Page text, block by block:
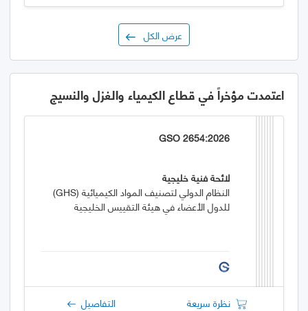
عرض الكل
اعتمدت مؤخراً في قطاع الكيمياء والغزل والنسيج
GSO 2654:2026
لائحة فنية خليجية
النظام الدولي لتصنيف المواد الكيميائية (GHS)
للدول الأعضاء في هيئة التقييس الخليجية
نظرة سريعة التفاصيل